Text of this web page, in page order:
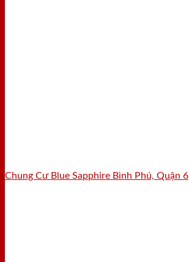
Chung Cư Blue Sapphire Bình Phú, Quận 6